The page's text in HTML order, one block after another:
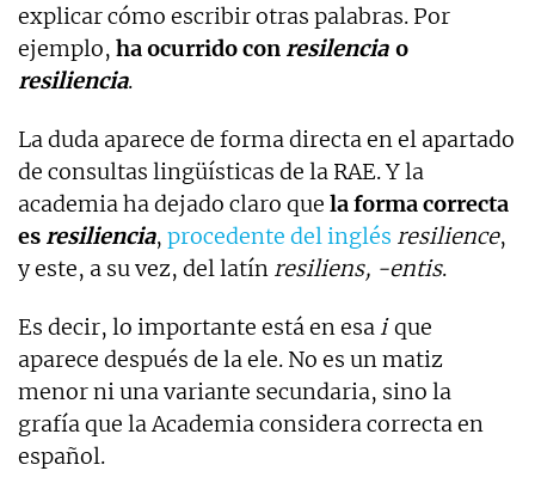
explicar cómo escribir otras palabras. Por
ejemplo, ha ocurrido con resilencia o
resiliencia.
La duda aparece de forma directa en el apartado
de consultas lingüísticas de la RAE. Y la
academia ha dejado claro que la forma correcta
es resiliencia, procedente del inglés resilience,
y este, a su vez, del latín resiliens, -entis.
Es decir, lo importante está en esaique
aparece después de la ele. No es un matiz
menor ni una variante secundaria, sino la
grafía que la Academia considera correcta en
español.